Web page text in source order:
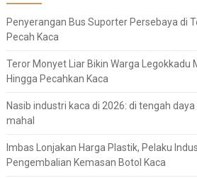
Penyerangan Bus Suporter Persebaya di
Pecah Kaca
Teror Monyet Liar Bikin Warga Legokkadu
Hingga Pecahkan Kaca
Nasib industri kaca di 2026: di tengah
mahal
Imbas Lonjakan Harga Plastik, Pelaku
Pengembalian Kemasan Botol Kaca